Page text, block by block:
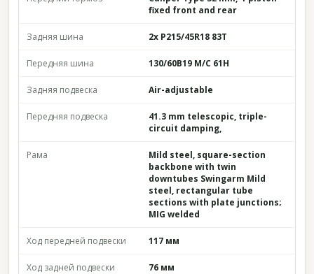
fixed front and rear
Задняя шина 2x P215/45R18 83T
Передняя шина 130/60B19 M/C 61H
Задняя подвеска Air-adjustable
Передняя подвеска
41.3 mm telescopic, triple-
circuit damping,
Рама
Mild steel, square-section
backbone with twin
downtubes Swingarm Mild
steel, rectangular tube
sections with plate junctions;
MIG welded
Ход передней подвески 117 мм
Ход задней подвески 76 мм